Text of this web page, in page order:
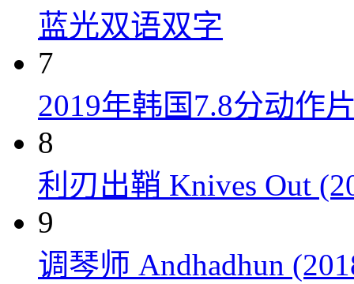
蓝光双语双字
7
2019年韩国7.8分动作
8
利刃出鞘 Knives Out
9
调琴师 Andhadhun